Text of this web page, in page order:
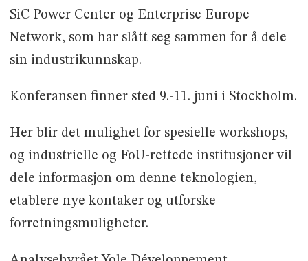
SiC Power Center og Enterprise Europe
Network, som har slått seg sammen for å dele
sin industrikunnskap.
Konferansen finner sted 9.-11. juni i Stockholm.
Her blir det mulighet for spesielle workshops,
og industrielle og FoU-rettede institusjoner vil
dele informasjon om denne teknologien,
etablere nye kontaker og utforske
forretningsmuligheter.